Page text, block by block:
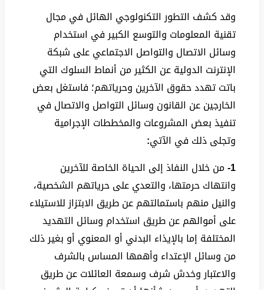
وقد كشف التطور التكنولوجي الهائل في مجال
تقنية المعلومات والتوسع الكبير في استخدام
وسائل الاتصال والتواصل الاجتماعي على شبكة
الإنترنت الدولية عن الكثير من أنماط السلوك التي
باتت تهدد حقوق الآخرين وحرياتهم؛ فاستغل بعض
الخارجين عن القانون وسائل التواصل والاتصال في
تنفيذ بعض المشروعات والمخططات الإجرامية
وتجلى ذلك في الآتي:
1- من خلال النفاذ إلى الحياة الخاصة للآخرين
وانتهاك حرمتها، والتعدي على حرياتهم الشخصية،
والنيل منهم باستمالتهم عن طريق الابتزاز للاستيلاء
على أموالهم عن طريق استخدام وسائل التهديد
المختلفة إما بالإيذاء البدني أو المعنوي أو بغير ذلك
من وسائل الإعتداء وأهمها المساس بالشرف
والاعتبار وخدش شرف وسمعة العائلات عن طريق